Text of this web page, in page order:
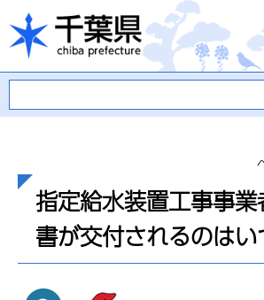
千葉県
指定給水装置工事事
書が交付されるのはい